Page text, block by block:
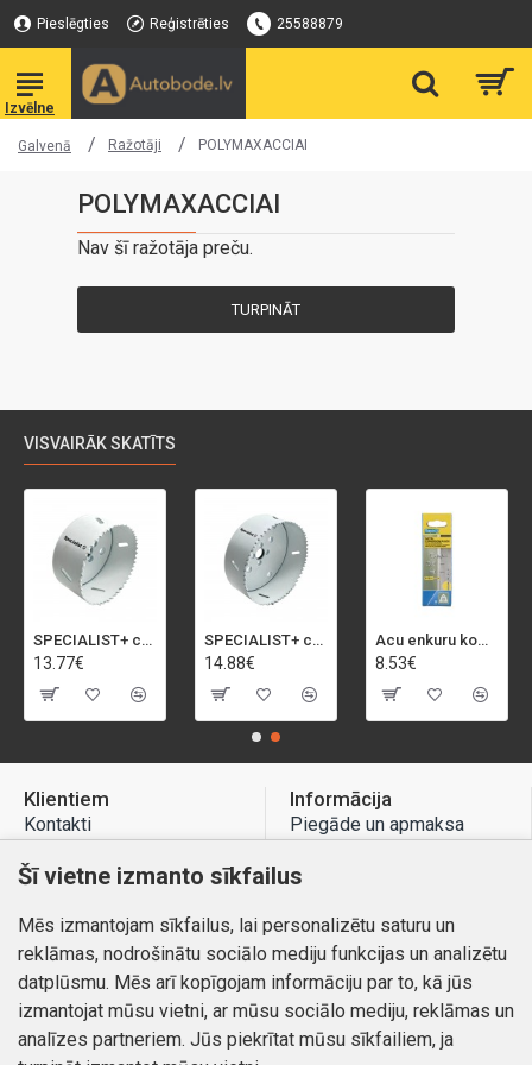
Pieslēgties Reģistrēties 25588879
Galvenā Ražotāji POLYMAXACCIAI
POLYMAXACCIAI
Nav šī ražotāja preču.
TURPINĀT
VISVAIRĀK SKATĪTS
SPECIALIST+ caurumu zāģis BI-METAL, 92 mm
13.77€
SPECIALIST+ caurumu zāģis BI-METAL, 98 mm
14.88€
Acu enkuru komplekts, 3-13 mm, Rapid, 12 gab.
8.53€
Klientiem
Kontakti
Preču atgriešana
Mans profils
Pasūtījumi
Informācija
Piegāde un apmaksa
Atteikuma tiesības
Kontakti
Šī vietne izmanto sīkfailus
Mēs izmantojam sīkfailus, lai personalizētu saturu un
reklāmas, nodrošinātu sociālo mediju funkcijas un analizētu
datplūsmu. Mēs arī kopīgojam informāciju par to, kā jūs
izmantojat mūsu vietni, ar mūsu sociālo mediju, reklāmas un
analīzes partneriem. Jūs piekrītat mūsu sīkfailiem, ja